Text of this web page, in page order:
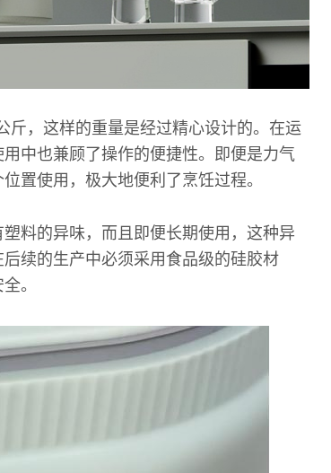
斤，这样的重量是经过精心设计的。在运
中也兼顾了操作的便捷性。即便是力气
置使用，极大地便利了烹饪过程。
料的异味，而且即便长期使用，这种异
续的生产中必须采用食品级的硅胶材
。